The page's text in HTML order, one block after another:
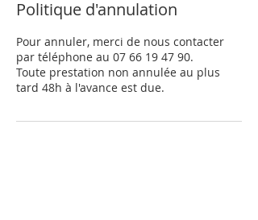
Politique d'annulation
Pour annuler, merci de nous contacter
par téléphone au 07 66 19 47 90.
Toute prestation non annulée au plus
tard 48h à l'avance est due.